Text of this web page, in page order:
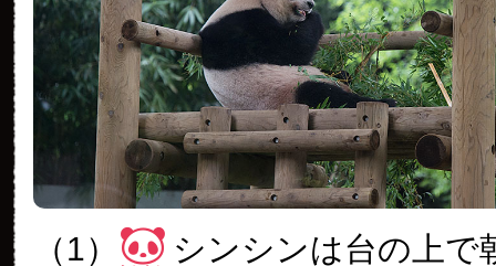
（1） シンシンは台の上で